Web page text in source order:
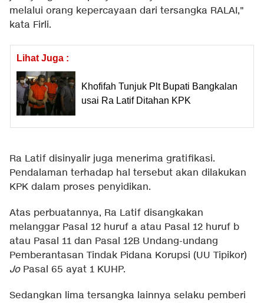
melalui orang kepercayaan dari tersangka RALAI,"
kata Firli.
Lihat Juga :
Khofifah Tunjuk Plt Bupati Bangkalan
usai Ra Latif Ditahan KPK
Ra Latif disinyalir juga menerima gratifikasi.
Pendalaman terhadap hal tersebut akan dilakukan
KPK dalam proses penyidikan.
Atas perbuatannya, Ra Latif disangkakan
melanggar Pasal 12 huruf a atau Pasal 12 huruf b
atau Pasal 11 dan Pasal 12B Undang-undang
Pemberantasan Tindak Pidana Korupsi (UU Tipikor)
JoPasal 65 ayat 1 KUHP.
Sedangkan lima tersangka lainnya selaku pemberi